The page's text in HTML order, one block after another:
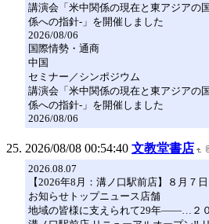
講演会「米中関係の現在と東アジアの
係への指針-」を開催しました
2026/08/06
国際情勢・通商
中国
セミナー／シンポジウム
講演会「米中関係の現在と東アジアの
係への指針-」を開催しました
2026/08/06
2026/08/08 00:54:40 文教堂書店
2026.08.07
【2026年8月：溝ノ口駅前店】８月７
お知らせトップニュース店舗
地域の皆様に支えられて29年――…２